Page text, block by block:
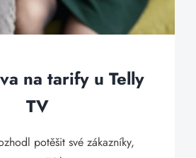
na tarify u Telly
TV
potěšit své zákazníky,